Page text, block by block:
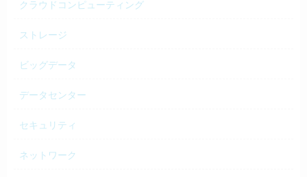
クラウドコンピューティング
ストレージ
ビッグデータ
データセンター
セキュリティ
ネットワーク